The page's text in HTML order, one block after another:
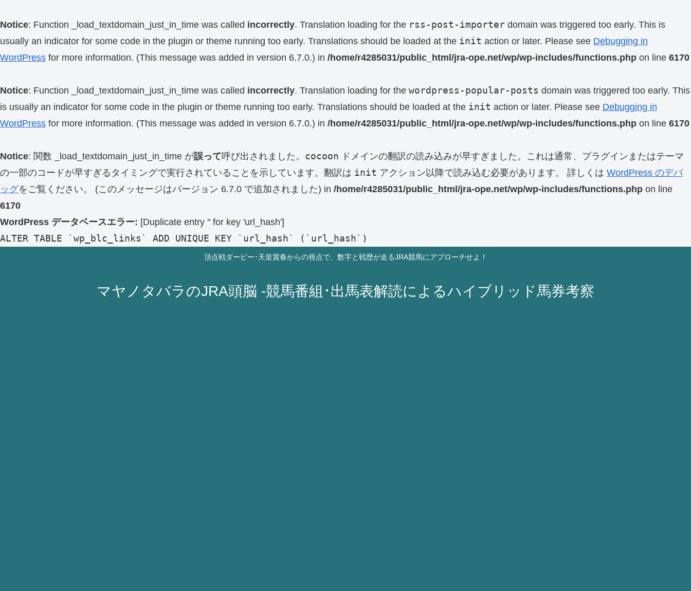
Notice: Function _load_textdomain_just_in_time was called incorrectly. Translation loading for the rss-post-importer domain was triggered too early. This is
usually an indicator for some code in the plugin or theme running too early. Translations should be loaded at the init action or later. Please see Debugging in
WordPress for more information. (This message was added in version 6.7.0.) in /home/r4285031/public_html/jra-ope.net/wp/wp-includes/functions.php on line 6170
Notice: Function _load_textdomain_just_in_time was called incorrectly. Translation loading for the wordpress-popular-posts domain was triggered too early. This
is usually an indicator for some code in the plugin or theme running too early. Translations should be loaded at the init action or later. Please see Debugging in
WordPress for more information. (This message was added in version 6.7.0.) in /home/r4285031/public_html/jra-ope.net/wp/wp-includes/functions.php on line 6170
Notice: 関数 _load_textdomain_just_in_time が誤って呼び出されました。 cocoon ドメインの翻訳の読み込みが早すぎました。これは通常、プラグインまたはテーマ
の一部のコードが早すぎるタイミングで実行されていることを示しています。翻訳は init アクション以降で読み込む必要があります。 詳しくは WordPress のデバ
ッグをご覧ください。 (このメッセージはバージョン 6.7.0 で追加されました) in /home/r4285031/public_html/jra-ope.net/wp/wp-includes/functions.php on line
6170
WordPress データベースエラー: [Duplicate entry '' for key 'url_hash']
ALTER TABLE `wp_blc_links` ADD UNIQUE KEY `url_hash` (`url_hash`)
頂点戦ダービー･天皇賞春からの視点で、数字と戦歴が走るJRA競馬にアプローチせよ！
マヤノタバラのJRA頭脳 -競馬番組･出馬表解読によるハイブリッド馬券考察